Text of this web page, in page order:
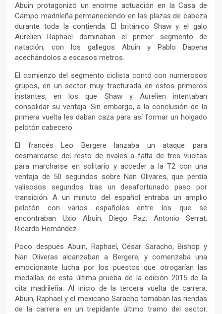
Abuin protagonizó un enorme actuación en la Casa de
Campo madrileña permaneciendo en las plazas de cabeza
durante toda la contienda. El británico Shaw y el galo
Aurelien Raphael dominaban el primer segmento de
natación, con los gallegos Abuin y Pablo Dapena
acechándolos a escasos metros.
El comienzo del segmento ciclista contó con numerosos
grupos, en un sector muy fracturada en estos primeros
instantes, en los que Shaw y Aurelien intentaban
consolidar su ventaja. Sin embargo, a la conclusión de la
primera vuelta les daban caza para así formar un holgado
pelotón cabecero.
El francés Leo Bergere lanzaba un ataque para
desmarcarse del resto de rivales a falta de tres vueltas
para marcharse en solitario y acceder a la T2 con una
ventaja de 50 segundos sobre Nan Olivares, que perdía
valisosos segundos tras un desafortunado paso por
transición. A un minuto del español entraba un amplio
pelotón con varios españoles entre los que se
encontraban Uxio Abuin, Diego Paz, Antonio Serrat,
Ricardo Hernández.
Poco después Abuin, Raphael, César Saracho, Bishop y
Nan Oliveras alcanzaban a Bergere, y comenzaba una
emocionante lucha por los puestos que otrogarían las
medallas de esta última prueba de la edición 2015 de la
cita madrileña. Al inicio de la tercera vuelta de carrera,
Abuin, Raphael y el mexicano Saracho tomaban las riendas
de la carrera en un trepidante último tramo del sector.